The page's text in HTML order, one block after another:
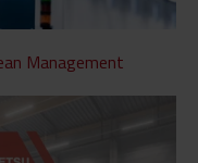
Management